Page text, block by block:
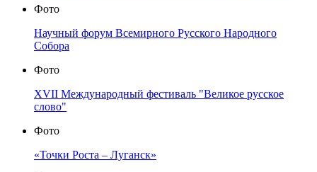
Фото
Научный форум Всемирного Русского Народного
Собора
Фото
XVII Международный фестиваль "Великое русское
слово"
Фото
«Точки Роста – Луганск»